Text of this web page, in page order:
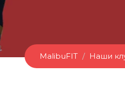
MalibuFIT Наши